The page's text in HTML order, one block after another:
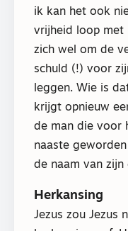
ik kan het ook
vrijheid loop met
zich wel om de
schuld (!) voor
leggen. Wie is
krijgt opnieuw
de man die voor
naaste
de naam van zijn
Herkansing
Jezus zou Jezus